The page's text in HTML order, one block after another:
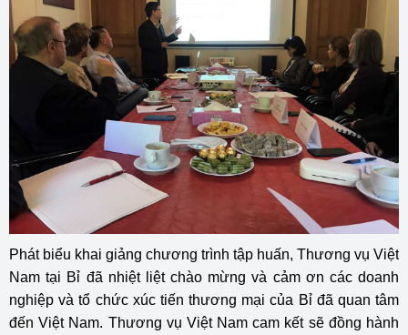
Phát biểu khai giảng chương trình tập huấn, Thương vụ Việt
Nam tại Bỉ đã nhiệt liệt chào mừng và cảm ơn các doanh
nghiệp và tổ chức xúc tiến thương mại của Bỉ đã quan tâm
đến Việt Nam. Thương vụ Việt Nam cam kết sẽ đồng hành